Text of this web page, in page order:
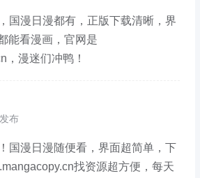
国漫日漫都有，正版下载清晰，界
能看漫画，官网是
，漫迷们冲鸭！
布
国漫日漫随便看，界面超简单，下
找资源超方便，每天